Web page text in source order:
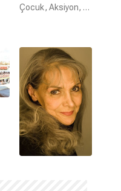
Çocuk, Aksiyon, Aile